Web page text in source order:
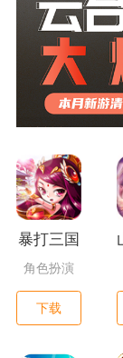
暴打三国
角色扮演
下载